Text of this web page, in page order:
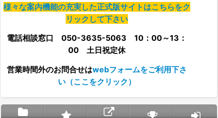
様々な案内機能の充実した正式版サイトはこちらをク
リックして下さい
電話相談窓口 050-3635-5063 10：00～13：
00 土日祝定休
営業時間外のお問合せはwebフォームをご利用下さ
い（ここをクリック）